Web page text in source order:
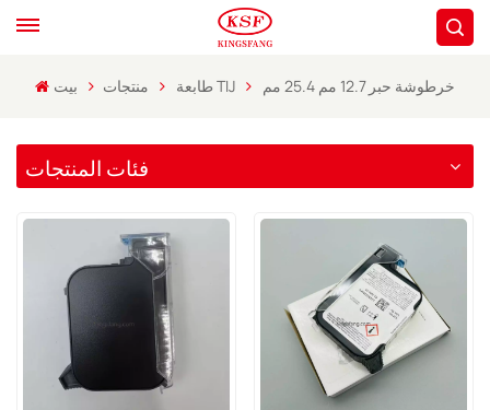
بيت منتجات طابعة TIJ خرطوشة حبر 12.7 مم 25.4 مم
فئات المنتجات